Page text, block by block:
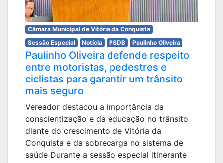
Câmara Municipal de Vitória da Conquista
Sessão Especial
Notícia PSDB Paulinho Oliveira
Paulinho Oliveira defende respeito
entre motoristas, pedestres e
ciclistas para garantir um trânsito
mais seguro
Vereador destacou a importância da
conscientização e da educação no trânsito
diante do crescimento de Vitória da
Conquista e da sobrecarga no sistema de
saúde Durante a sessão especial itinerante